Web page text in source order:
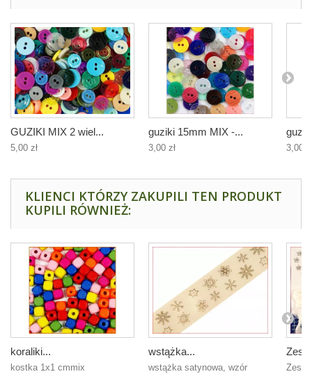
GUZIKI MIX 2 wiel...
5,00 zł
guziki 15mm MIX -...
3,00 zł 3,00
KLIENCI KTÓRZY ZAKUPILI TEN PRODUKT
KUPILI RÓWNIEŻ:
koraliki...
kostka 1x1 cmmix
wstążka...
wstążka satynowa, wzór